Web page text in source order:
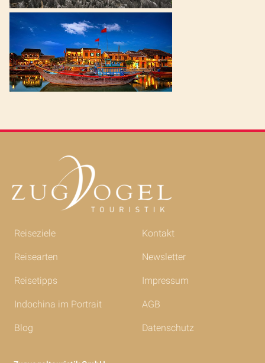
Reiseziele
Reisearten
Reisetipps
Indochina im Portrait
Blog
Kontakt
Newsletter
Impressum
AGB
Datenschutz